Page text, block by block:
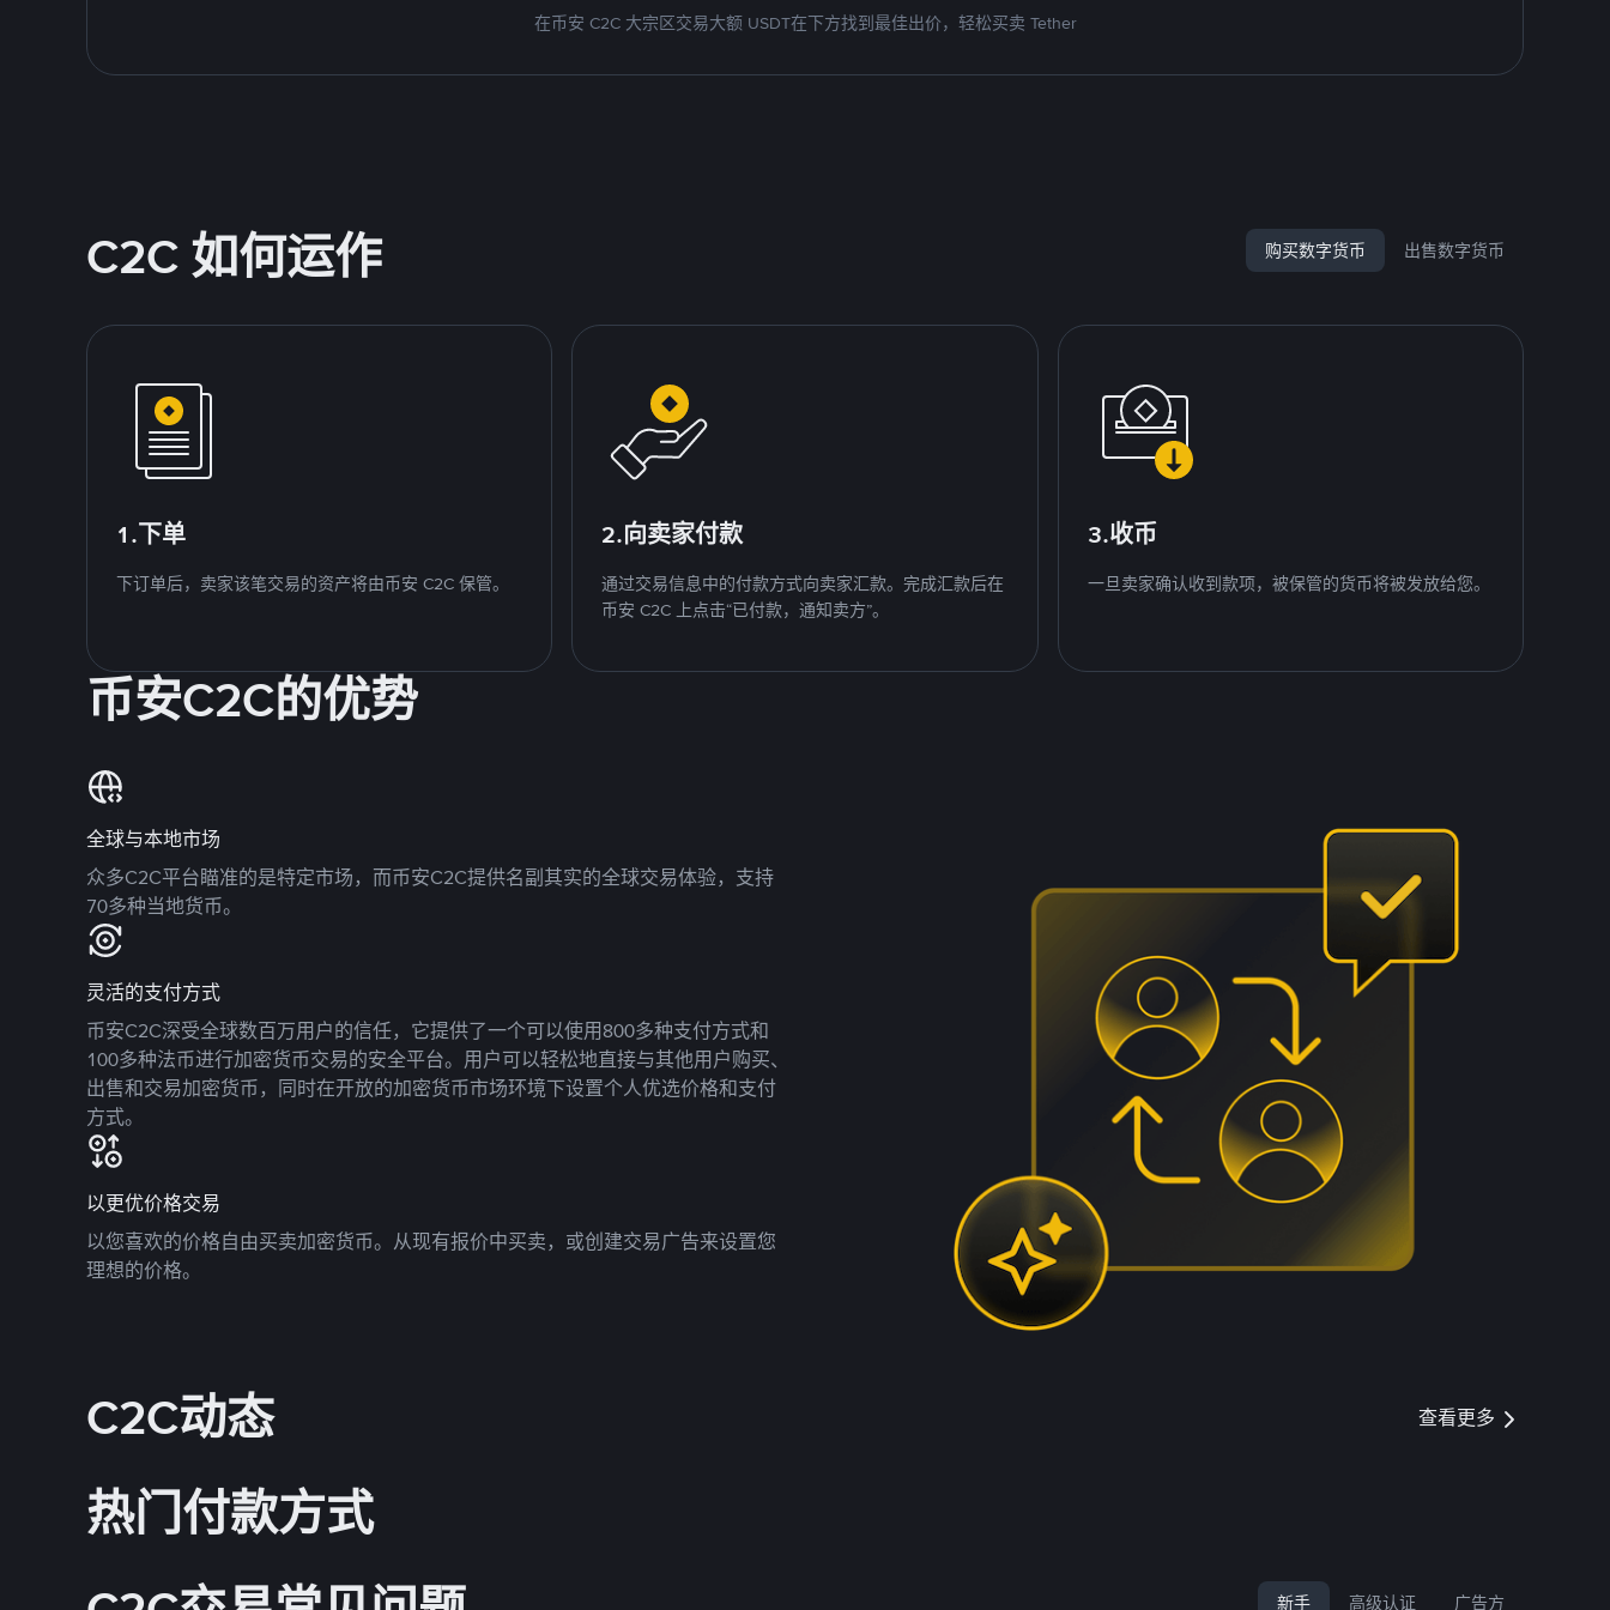
在币安 C2C 大宗区交易大额 USDT在下方找到最佳出价，轻松买卖 Tether
C2C 如何运作 购买数字货币 出售数字货币
1.下单
下订单后，卖家该笔交易的资产将由币安 C2C 保管。
2.向卖家付款
通过交易信息中的付款方式向卖家汇款。完成汇款后在
币安 C2C 上点击“已付款，通知卖方”。
3.收币
一旦卖家确认收到款项，被保管的货币将被发放给您。
币安C2C的优势
全球与本地市场
众多C2C平台瞄准的是特定市场，而币安C2C提供名副其实的全球交易体验，支持
70多种当地货币。
灵活的支付方式
币安C2C深受全球数百万用户的信任，它提供了一个可以使用800多种支付方式和
100多种法币进行加密货币交易的安全平台。用户可以轻松地直接与其他用户购买、
出售和交易加密货币，同时在开放的加密货币市场环境下设置个人优选价格和支付
方式。
以更优价格交易
以您喜欢的价格自由买卖加密货币。从现有报价中买卖，或创建交易广告来设置您
理想的价格。
C2C动态 查看更多
热门付款方式
新手 高级认证 广告方